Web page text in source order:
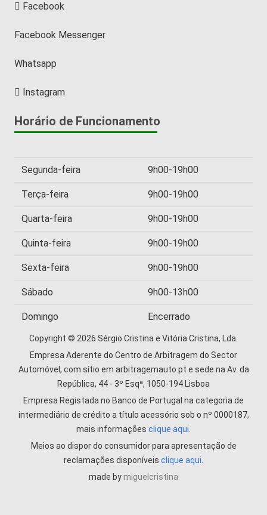
Facebook
Facebook Messenger
Whatsapp
Instagram
Horário de Funcionamento
Segunda-feira 9h00-19h00
Terça-feira 9h00-19h00
Quarta-feira 9h00-19h00
Quinta-feira 9h00-19h00
Sexta-feira 9h00-19h00
Sábado 9h00-13h00
Domingo Encerrado
Copyright © 2026 Sérgio Cristina e Vitória Cristina, Lda.
Empresa Aderente do Centro de Arbitragem do Sector
Automóvel, com sítio em arbitragemauto.pt e sede na Av. da
República, 44 - 3º Esqª, 1050-194 Lisboa
Empresa Registada no Banco de Portugal na categoria de
intermediário de crédito a título acessório sob o nº 0000187,
mais informações clique aqui.
Meios ao dispor do consumidor para apresentação de
reclamações disponíveis clique aqui.
made by miguelcristina